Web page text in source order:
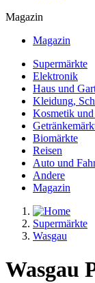
Magazin
Magazin
Supermärkte
Elektronik
Haus und
Kleidung,
Kosmetik
Biomärkte
Reisen
Auto und
Andere
Magazin
Supermärkte
Wasgau
Wasgau